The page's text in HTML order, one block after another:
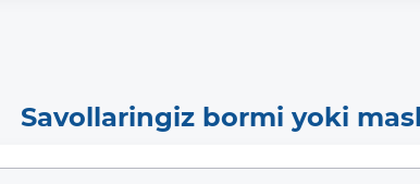
Savollaringiz bormi yoki